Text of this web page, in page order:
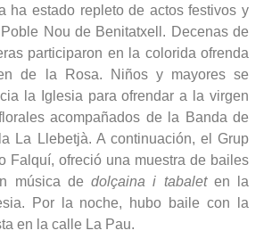
ha estado repleto de actos festivos y
Nou de Benitatxell. Decenas de
participaron en la colorida ofrenda
de la Rosa. Niños y mayores se
la Iglesia para ofrendar a la virgen
acompañados de la Banda de
La Llebetjà. A continuación, el Grup
Falquí, ofreció una muestra de bailes
música de dolçaina i tabaleten la
Por la noche, hubo baile con la
en la calle La Pau.